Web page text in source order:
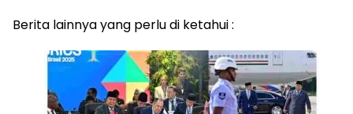
Berita lainnya yang perlu di ketahui :